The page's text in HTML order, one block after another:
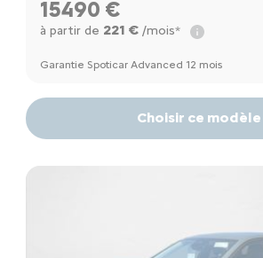
15490 €
à partir de 221 €/mois*
Garantie Spoticar Advanced 12 mois
Choisir ce modèle